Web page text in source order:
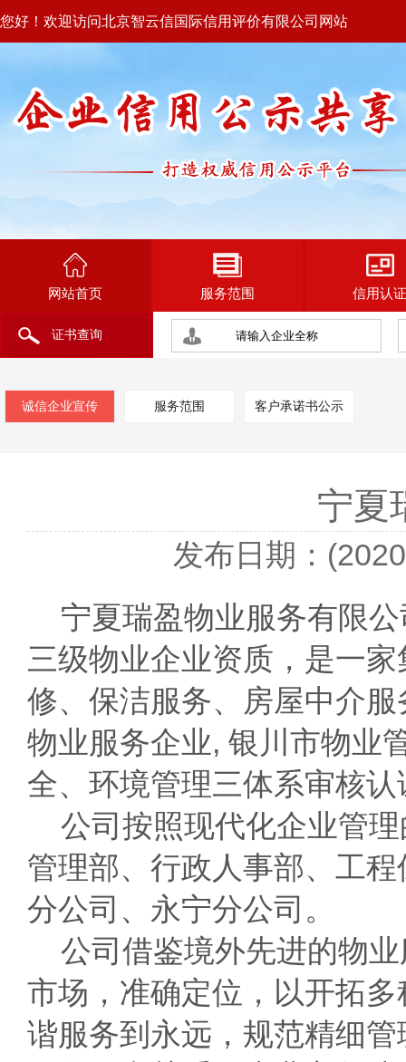
您好！欢迎访问北京智云信国际信用评价有限公司网站
网站首页 服务范围 信用认证
证书查询
诚信企业宣传 服务范围 客户承诺书公示
宁夏
发布日期：
宁夏瑞盈物业服务有限
三级物业企业资质，是一
修、保洁服务、房屋中介
物业服务企业, 银川市物业
全、环境管理三体系审核
公司按照现代化企业管
管理部、行政人事部、工
分公司、永宁分公司。
公司借鉴境外先进的物
市场，准确定位，以开拓
谐服务到永远，规范精细